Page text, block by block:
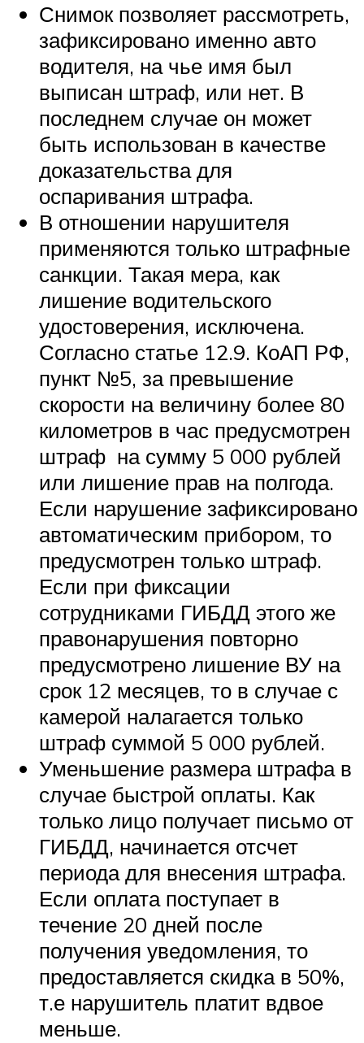
Снимок позволяет рассмотреть,
зафиксировано именно авто
водителя, на чье имя был
выписан штраф, или нет. В
последнем случае он может
быть использован в качестве
доказательства для
оспаривания штрафа.
В отношении нарушителя
применяются только штрафные
санкции. Такая мера, как
лишение водительского
удостоверения, исключена.
Согласно статье 12.9. КоАП РФ,
пункт №5, за превышение
скорости на величину более 80
километров в час предусмотрен
штраф на сумму 5 000 рублей
или лишение прав на полгода.
Если нарушение зафиксировано
автоматическим прибором, то
предусмотрен только штраф.
Если при фиксации
сотрудниками ГИБДД этого же
правонарушения повторно
предусмотрено лишение ВУ на
срок 12 месяцев, то в случае с
камерой налагается только
штраф суммой 5 000 рублей.
Уменьшение размера штрафа в
случае быстрой оплаты. Как
только лицо получает письмо от
ГИБДД, начинается отсчет
периода для внесения штрафа.
Если оплата поступает в
течение 20 дней после
получения уведомления, то
предоставляется скидка в 50%,
т.е нарушитель платит вдвое
меньше.